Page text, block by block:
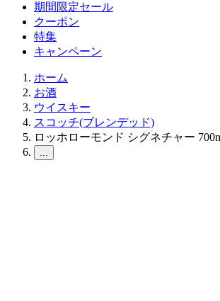
期間限定セール
クーポン
特集
キャンペーン
ホーム
お酒
ウイスキー
スコッチ(ブレンデッド)
ロッホローモンド シグネチャー
...